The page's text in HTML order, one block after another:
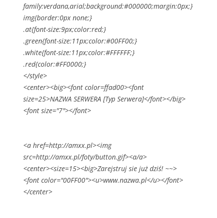
family:verdana,arial;background:#000000;margin:0px;}
img{border:0px none;}
.at{font-size:9px;color:red;}
.green{font-size:11px;color:#00FF00;}
.white{font-size:11px;color:#FFFFFF;}
.red{color:#FF0000;}
</style>
<center><big><font color=ffad00><font
size=25>NAZWA SERWERA [Typ Serwera]</font></big>
<font size="7"></font>
<a href=http://amxx.pl><img
src=http://amxx.pl/foty/button.gif><a/a>
<center><size=15><big>Zarejstruj sie już dziś! ~~>
<font color="00FF00"><u>www.nazwa.pl</u></font>
</center>